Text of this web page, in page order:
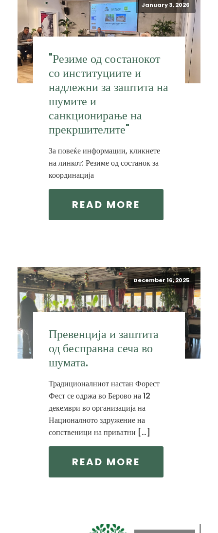
January 3, 2026
"Резиме од состанокот
со институциите и
надлежни за заштита на
шумите и
санкционирање на
прекршителите"
За повеќе информации, кликнете
на линкот: Резиме од состанок за
координација
READ MORE
December 16, 2025
Превенција и заштита
од бесправна сеча во
шумата.
Традиционалниот настан Форест
Фест се одржа во Берово на 12
декември во организација на
Националното здружение на
сопственици на приватни […]
READ MORE